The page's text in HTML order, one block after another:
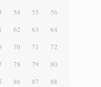
54 55
56
62 63
64
70 71
72
78 79
80
86 87
88